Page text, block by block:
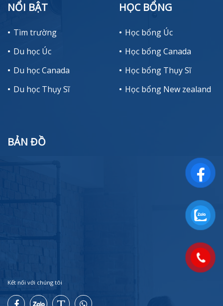
NỔI BẬT
Tìm trường
Du học Úc
Du học Canada
Du học Thụy Sĩ
HỌC BỔNG
Học bổng Úc
Học bổng Canada
Học bổng Thụy Sĩ
Học bổng New zealand
BẢN ĐỒ
Kết nối với chúng tôi